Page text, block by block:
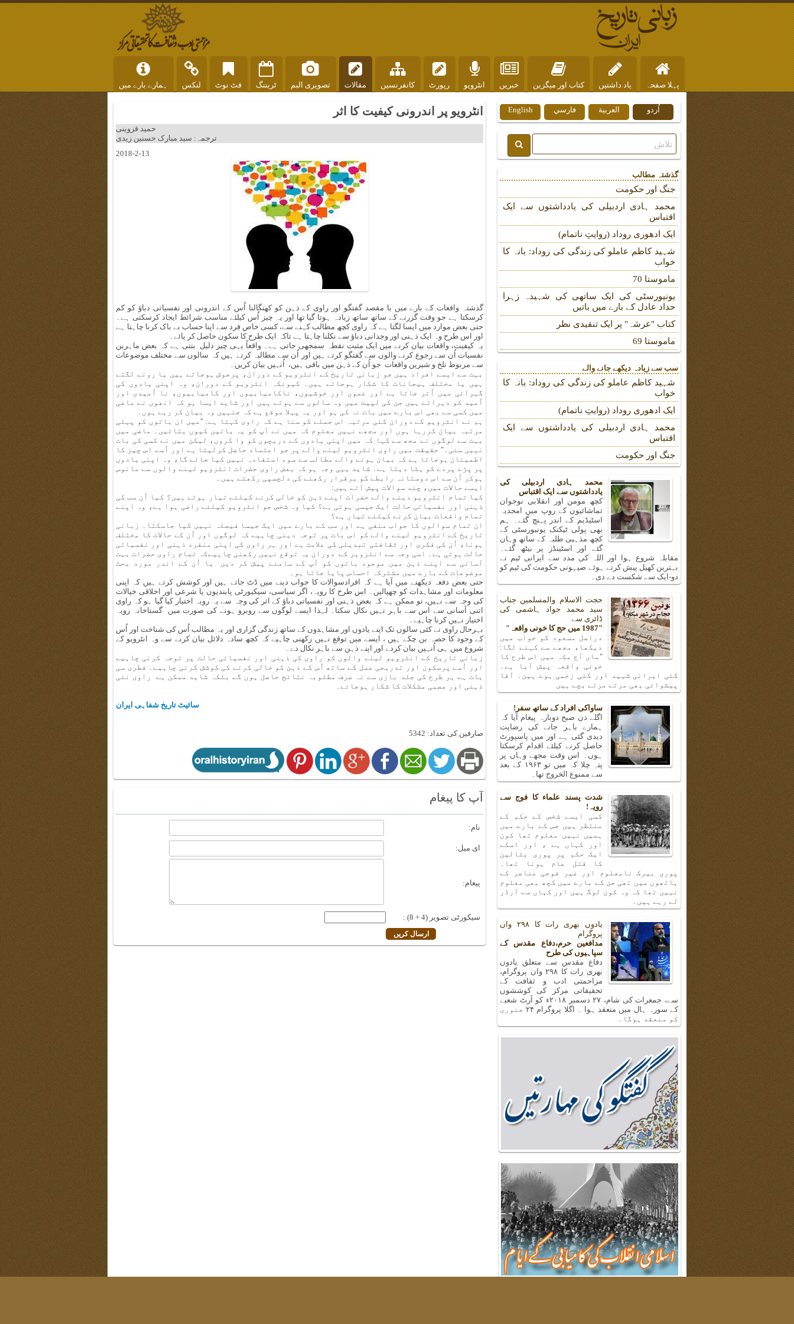
پہلا صفحہ یاد داشتیں کتاب اور میگزین خبریں انٹرویو رپورٹ کانفرنسیں مقالات تصویری البم ٹریننگ فٹ نوٹ لنکس ہمارے بارے میں
انٹرویو پر اندرونی کیفیت کا اثر
حمید قزوینی
ترجمہ: سید مبارک حسنین زیدی
2018-2-13
گذشتہ واقعات کے بارے میں با مقصد گفتگو اور راوی کے ذہن کو کھنگالنا اُس کے اندرونی اور نفسیاتی دباؤ کو کم
کرسکتا ہے جو وقت گزرنے کے ساتھ ساتھ زیادہ ہوتا گیا تھا اور یہ چیز اُس کیلئے مناسب شرائط ایجاد کرسکتی ہے۔
حتی بعض موارد میں ایسا لگتا ہے کہ راوی کچھ مطالب کہنے سے، کسی خاص فرد سے اپنا حساب بے باک کرنا چاہتا ہے
اور اس طرح وہ ایک ذہنی اور وجدانی دباؤ سے نکلنا چاہتا ہے تاکہ ایک طرح کا سکون حاصل کر پائے۔
یہ کیفیت، واقعات بیان کرنے میں ایک مثبت نقطہ سمجھی جاتی ہے۔ واقعاً یہی چیز دلیل بنتی ہے کہ بعض ماہرین
نفسیات اُن سے رجوع کرنے والوں سے گفتگو کرتے ہیں اور اُن سے مطالبہ کرتے ہیں کہ سالوں سے مختلف موضوعات
سے مربوط تلخ و شیرین واقعات جو اُن کے ذہن میں باقی ہیں، اُنہیں بیان کریں۔
بہت سے ایسے افراد ہیں جو زبانی تاریخ کے انٹرویو کے دوران، پرجوش ہوجاتے ہیں یا رونے لگتے
ہیں یا مختلف ہیجانات کا شکار ہوجاتے ہیں۔ کیونکہ انٹرویو کے دوران، وہ اپنی یادوں کی
گہرائی میں اُتر جاتا ہے اور غموں اور خوشیوں، ناکامیابیوں اور کامیابیوں، نا اُمیدی اور
اُمید کو دہراتے ہیں جن کی لپیٹ میں وہ سالوں سے ہوتے ہیں اور شاید ایسا ہو کہ انھوں نے ماضی
میں کسی سے بھی اس بارے میں بات نہ کی ہو اور یہ پہلا موقع ہے کہ جنہیں وہ بیان کر رہے ہوں۔
ہم نے انٹرویو کے دوران کئی مرتبہ اس جملے کو سنا ہے کہ راوی کہتا ہے: "میں ان باتوں کو پہلی
مرتبہ بیان کررہا ہوں اور مجھے نہیں معلوم کہ میں نے آپ کو یہ باتیں کیوں بتائیں۔ ماضی میں
بہت سے لوگوں نے مجھ سے کہا کہ میں اپنی یادوں کے دریچوں کو وا کروں، لیکن میں نے کسی کی بات
نہیں سنی۔" حقیقت میں راوی انٹرویو لینے والے پر جو اعتماد حاصل کرلیتا ہے اور اُسے اس چیز کا
اطمینان ہوجاتا ہے کہ بیان ہونے والے مطالب سے سوء استفادہ نہیں کیا جائے گا، وہ اپنی یادوں
پر پڑے پردے کو ہٹا دیتا ہے۔ شاید یہی وجہ ہو کہ بعض راوی حضرات انٹرویو لینے والوں سے مانوس
ہوکر اُن سے اس دوستانہ رابطے کو برقرار رکھنے کی دلچسپی رکھتے ہیں۔
ایسے حالات میں، چند سوالات پیش آتے ہیں:
کیا تمام انٹرویو دینے والے حضرات اپنے ذہن کو خالی کرنے کیلئے تیار ہوتے ہیں؟ کیا اُن سب کی
ذہنی اور نفسیاتی حالت ایک جیسی ہوتی ہے؟ کیا وہ شخص جو انٹرویو کیلئے راضی ہوا ہے، وہ اپنے
تمام واقعات بیان کرنے کیلئے تیار ہے؟
ان تمام سوالوں کا جواب منفی ہے اور سب کے بارے میں ایک جیسا فیصلہ نہیں کیا جاسکتا۔ زبانی
تاریخ کے انٹرویو لینے والے کو اس بات پر توجہ دینی چاہیے کہ لوگوں اور اُن کے حالات کا مختلف
ہونا، اُن کی فکری اور ثقافتی تبدیلی کی علامت ہے اور ہر راوی کی اپنی منفرد ذہنی اور نفسیاتی
حالت ہوتی ہے۔ اسی وجہ سے انٹرویر کے دوران یہ توقع نہیں رکھنی چاہیےکہ تمام راوی حضرات بہت
آسانی سے اپنے ذہن میں موجود باتوں کو آپ کے سامنے پیش کر دیں یا اُن کے اندر مورد بحث
موضوعات کے بارے میں مشترکہ احساس پایا جاتا ہو۔
حتی بعض دفعہ دیکھنے میں آیا ہے کہ افرادسوالات کا جواب دینے میں ڈٹ جاتے ہیں اور کوشش کرتے ہیں کہ اپنی
معلومات اور مشاہدات کو چھپالیں۔ اس طرح کا رویہ، اگر سیاسی، سیکیورٹی پابندیوں یا شرعی اور اخلاقی خیالات
کی وجہ سے نہیں، تو ممکن ہے کہ بعض ذہنی اور نفسیاتی دباؤ کے اثر کی وجہ سے یہ رویہ اختیار کیا گیا ہو کہ راوی
اتنی آسانی سے اس سے باہر نہیں نکال سکتا۔ لہذا ایسے لوگوں سے روبرو ہونے کی صورت میں گستاخانہ رویہ
اختیار نہیں کرنا چاہیے۔
بہرحال راوی نے کئی سالوں تک اپنے یادوں اور مشاہدوں کے ساتھ زندگی گزاری اور یہ مطالب اُس کی شناخت اور اُس
کے وجود کا حصہ بن چکے ہیں ، ایسے میں توقع نہیں رکھنی چاہیے کہ کچھ سادہ دلائل بیان کرنے سے وہ انٹرویو کے
شروع میں ہی اُنہیں بیان کردے اور اپنے ذہن سے باہر نکال دے۔
زبانی تاریخ کے انٹرویو لینے والوں کو راوی کی ذہنی اور نفسیاتی حالت پر توجہ کرنی چاہیے
اور اُسے پرسکون اور تدریجی عمل کے ساتھ اُس کے ذہن کو خالی کرنے کی کوشش کرنی چاہیے۔ فطری سی
بات ہے ہر طرح کی جلد بازی سے نہ صرف مطلوبہ نتائج حاصل ہوں گے بلکہ شاید ممکن ہے راوی نئی
ذہنی اور عصبی مشکلات کا شکار ہوجائے۔
سائیٹ تاریخ شفاہی ایران
صارفین کی تعداد: 5342
آپ کا پیغام
نام:
ای میل:
پیغام:
سیکورٹی تصویر (4 + 8) :
English فارسي العربية اُردو
گذشتہ مطالب
جنگ اور حکومت
محمد ہادی اردبیلی کی یادداشتوں سے ایک
اقتباس
ایک ادھوری روداد (روایتِ ناتمام)
شہید کاظم عاملو کی زندگی کی روداد: بانہ کا
خواب
ماموستا 70
یونیورسٹی کی ایک ساتھی کی شہیدہ زہرا
حداد عادل کے بارے میں باتیں
کتاب "عرشہ" پر ایک تنقیدی نظر
ماموستا 69
سب سے زیادہ دیکھے جانے والے
شہید کاظم عاملو کی زندگی کی روداد: بانہ کا
خواب
ایک ادھوری روداد (روایتِ ناتمام)
محمد ہادی اردبیلی کی یادداشتوں سے ایک
اقتباس
جنگ اور حکومت
محمد ہادی اردبیلی کی
یادداشتوں سے ایک اقتباس
کچھ مومن اور انقلابی نوجوان
تماشائیوں کے روپ میں امجدیہ
اسٹیڈیم کے اندر پہنچ گئے۔ ہم
بھی پولی ٹیکنک یونیورسٹی کے
کچھ مذہبی طلبہ کے ساتھ وہاں
گئے اور اسٹینڈز پر بیٹھ گئے۔
مقابلہ شروع ہوا اور اللہ کی مدد سے ایرانی ٹیم نے
بہترین کھیل پیش کرتے ہوئے صیہونی حکومت کی ٹیم کو
دو-ایک سے شکست دے دی۔
حجت الاسلام والمسلمین جناب
سید محمد جواد ہاشمی کی
ڈائری سے
"1987 میں حج کا خونی واقعہ"
دراصل مسعود کو خواب میں
دیکھا، مجھے سے کہنے لگا:
"ماں آج مکہ میں اس طرح کا
خونی واقعہ پیش آیا ہے۔
کئی ایرانی شہید اور کئی زخمی ہوے ہین۔ آقا
پیشوائی بھی مرتے مرتے بچے ہیں
ساواکی افراد کے ساتھ سفر!
اگلے دن صبح دوبارہ پیغام آیا کہ
ہمارے باہر جانے کی رضایت
دیدی گئی ہے اور میں پاسپورٹ
حاصل کرنے کیلئے اقدام کرسکتا
ہوں۔ اس وقت مجھے وہاں پر
پتہ چلا کہ میں تو ۱۹۶۳ کے بعد
سے ممنوع الخروج تھا۔
شدت پسند علماء کا فوج سے
رویہ!
کسی ایسے شخص کے حکم کے
منتظر ہیں جس کے بارے میں
ہمیں نہیں معلوم تھا کون
اور کہاں ہے ، اور اسکے
ایک حکم پر پوری بٹالین
کا قتل عام ہونا تھا۔
پوری بیرک نامعلوم اور غیر فوجی عناصر کے
ہاتھوں میں تھی جن کے بارے میں کچھ بھی معلوم
نہیں تھا کہ وہ کون لوگ ہیں اور کہاں سے آرڈر
لے رہے ہیں۔
یادوں بھری رات کا ۲۹۸ واں
پروگرام
مدافعین حرم،دفاع مقدس کے
سپاہیوں کی طرح
دفاع مقدس سے متعلق یادوں
بھری رات کا ۲۹۸ واں پروگرام،
مزاحمتی ادب و ثقافت کے
تحقیقاتی مرکز کی کوششوں
سے، جمعرات کی شام، ۲۷ دسمبر ۲۰۱۸ء کو آرٹ شعبے
کے سورہ ہال میں منعقد ہوا ۔ اگلا پروگرام ۲۴ جنوری
کو منعقد ہوگا۔